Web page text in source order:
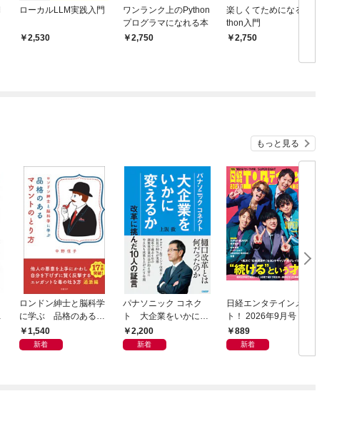
ローカルLLM実践入門
2,530
ワンランク上のPython
プログラマになれる本
2,750
楽しくてためになるPy
thon入門
2,750
もっと見る
ロンドン紳士と脳科学
に学ぶ 品格のあるマ
ウントのとり方
1,540
新着
パナソニック コネク
ト 大企業をいかに変
えるか
2,200
新着
日経エンタテインメン
ト！ 2026年9月号 [雑
誌]889
新着